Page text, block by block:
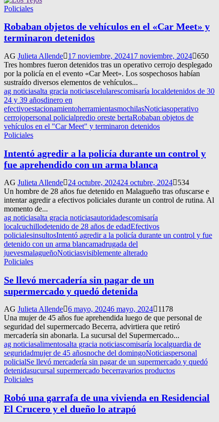
Policiales
Robaban objetos de vehículos en el «Car Meet» y
terminaron detenidos
AG Julieta Allende 17 noviembre, 202417 noviembre, 2024 650
Tres hombres fueron detenidos tras un operativo cerrojo desplegado
por la policía en el evento «Car Meet». Los sospechosos habían
sustraído diversos elementos de vehículos...
ag noticiasalta gracia noticiascelularescomisaría localdetenidos de 30
24 y 39 añosdinero en
efectivoestacionamientoherramientasmochilasNoticiasoperativo
cerrojopersonal policialpredio oreste bertaRobaban objetos de
vehículos en el "Car Meet" y terminaron detenidos
Policiales
Intentó agredir a la policía durante un control y
fue aprehendido con un arma blanca
AG Julieta Allende 24 octubre, 202424 octubre, 2024
534
Un hombre de 28 años fue detenido en Malagueño tras ofuscarse e
intentar agredir a efectivos policiales durante un control de rutina. Al
momento de...
ag noticiasalta gracia noticiasautoridadescomisaría
localcuchillodetenido de 28 años de edadEfectivos
policialesinsultosIntentó agredir a la policía durante un control y fue
detenido con un arma blancamadrugada del
juevesmalagueñoNoticiasvisiblemente alterado
Policiales
Se llevó mercadería sin pagar de un
supermercado y quedó detenida
AG Julieta Allende 6 mayo, 20246 mayo, 2024
1178
Una mujer de 45 años fue aprehendida luego de que personal de
seguridad del supermercado Becerra, advirtiera que retiró
mercadería sin abonarla. La sucursal del Supermercado...
ag noticiasalimentosalta gracia noticiascomisaría localguardia de
seguridadmujer de 45 añosnoche del domingoNoticiaspersonal
policialSe llevó mercadería sin pagar de un supermercado y quedó
detenidasucursal supermercado becerravarios productos
Policiales
Robó una garrafa de una vivienda en Residencial
El Crucero y el dueño lo atrapó